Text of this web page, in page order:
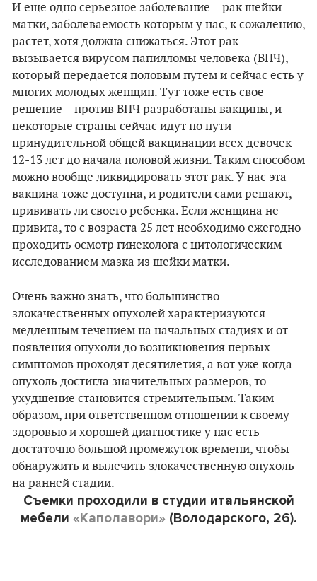
И еще одно серьезное заболевание – рак шейки
матки, заболеваемость которым у нас, к сожалению,
растет, хотя должна снижаться. Этот рак
вызывается вирусом папилломы человека (ВПЧ),
который передается половым путем и сейчас есть у
многих молодых женщин. Тут тоже есть свое
решение – против ВПЧ разработаны вакцины, и
некоторые страны сейчас идут по пути
принудительной общей вакцинации всех девочек
12-13 лет до начала половой жизни. Таким способом
можно вообще ликвидировать этот рак. У нас эта
вакцина тоже доступна, и родители сами решают,
прививать ли своего ребенка. Если женщина не
привита, то с возраста 25 лет необходимо ежегодно
проходить осмотр гинеколога с цитологическим
исследованием мазка из шейки матки.
Очень важно знать, что большинство
злокачественных опухолей характеризуются
медленным течением на начальных стадиях и от
появления опухоли до возникновения первых
симптомов проходят десятилетия, а вот уже когда
опухоль достигла значительных размеров, то
ухудшение становится стремительным. Таким
образом, при ответственном отношении к своему
здоровью и хорошей диагностике у нас есть
достаточно большой промежуток времени, чтобы
обнаружить и вылечить злокачественную опухоль
на ранней стадии.
Съемки проходили в студии итальянской
мебели «Каполавори» (Володарского, 26).